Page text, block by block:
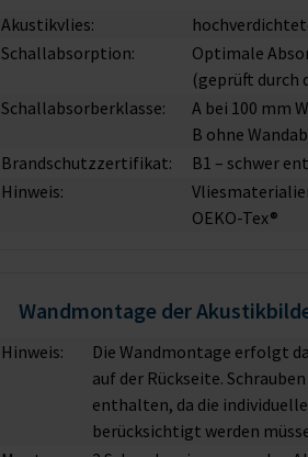
Akustikvlies:
Schallabsorption:
Optimale
(geprüft durch
Schallabsorberklasse:
A bei 100 mm
B ohne
Brandschutzzertifikat:
B1 – schwer
Hinweis:
OEKO-Tex®
Wandmontage der
Hinweis:
Die Wandmontage erfolgt
auf der Rückseite.
enthalten, da die
berücksichtigt werden